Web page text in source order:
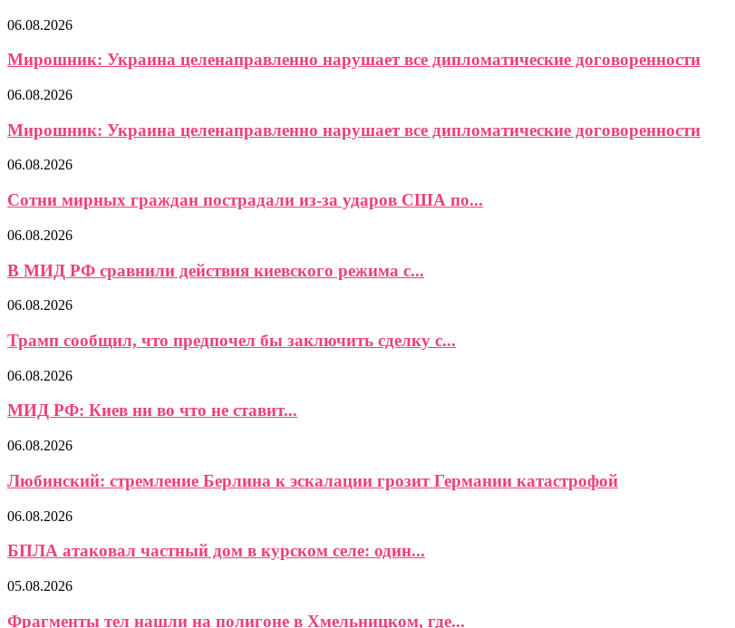
06.08.2026
Мирошник: Украина целенаправленно нарушает все дипломатические договоренности
06.08.2026
Мирошник: Украина целенаправленно нарушает все дипломатические договоренности
06.08.2026
Сотни мирных граждан пострадали из-за ударов США по...
06.08.2026
В МИД РФ сравнили действия киевского режима с...
06.08.2026
Трамп сообщил, что предпочел бы заключить сделку с...
06.08.2026
МИД РФ: Киев ни во что не ставит...
06.08.2026
Любинский: стремление Берлина к эскалации грозит Германии катастрофой
06.08.2026
БПЛА атаковал частный дом в курском селе: один...
05.08.2026
Фрагменты тел нашли на полигоне в Хмельницком, где...